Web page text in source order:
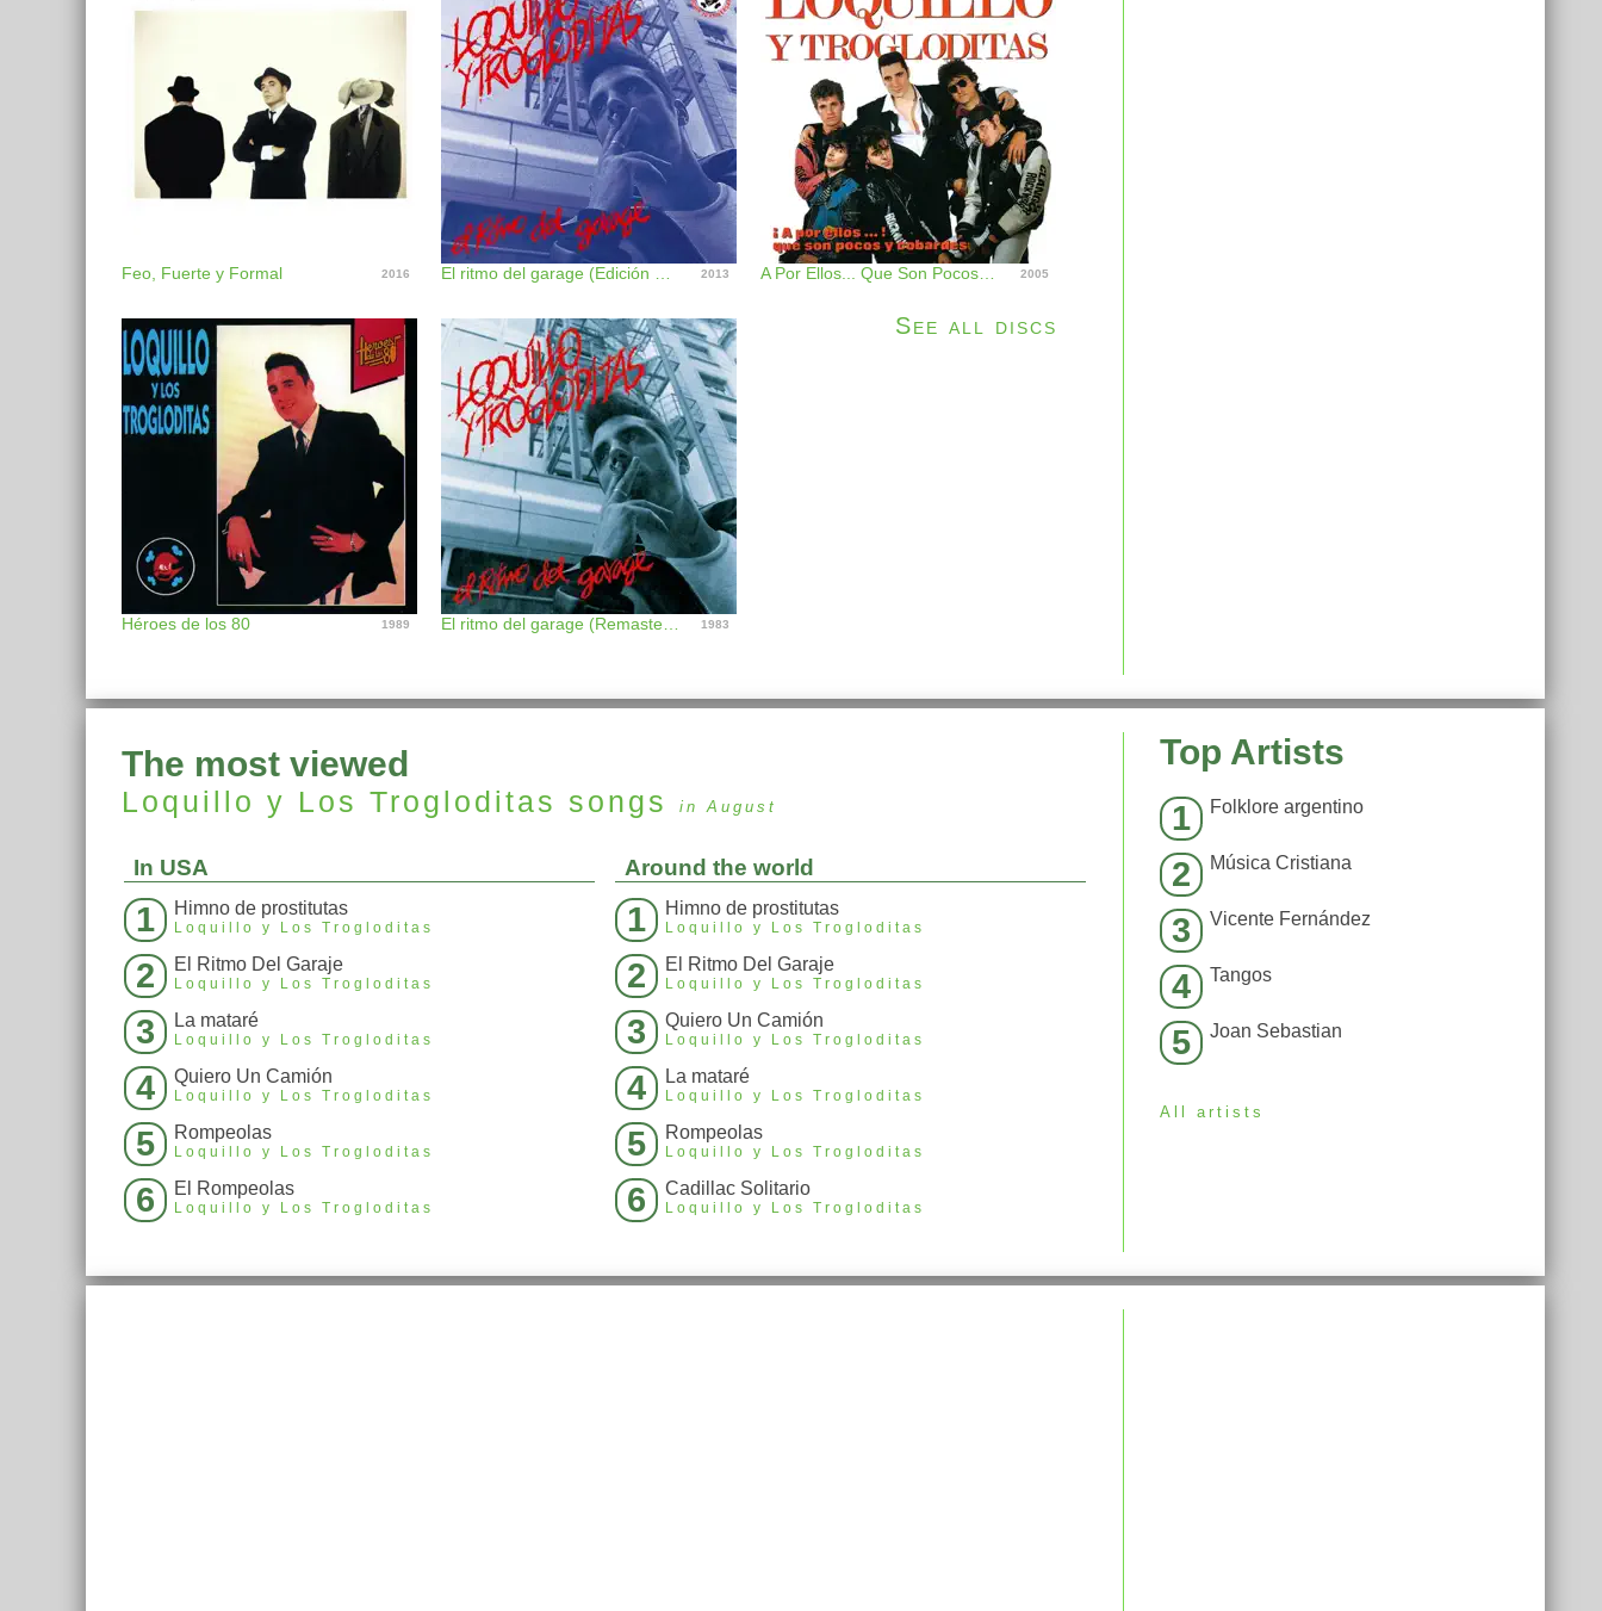
Feo, Fuerte y Formal 2016 El ritmo del garage (Edición 30 aniversario) 2013 A Por Ellos... Que Son Pocos Y Cobardes 2005
Héroes de los 80 1989 El ritmo del garage (Remaster 2017) 1983
See all discs
The most viewed
Loquillo y Los Trogloditas songs in August
In USA
1 Himno de prostitutas
Loquillo y Los Trogloditas
2 El Ritmo Del Garaje
Loquillo y Los Trogloditas
3 La mataré
Loquillo y Los Trogloditas
4 Quiero Un Camión
Loquillo y Los Trogloditas
5 Rompeolas
Loquillo y Los Trogloditas
6 El Rompeolas
Loquillo y Los Trogloditas
Around the world
1 Himno de prostitutas
Loquillo y Los Trogloditas
2 El Ritmo Del Garaje
Loquillo y Los Trogloditas
3 Quiero Un Camión
Loquillo y Los Trogloditas
4 La mataré
Loquillo y Los Trogloditas
5 Rompeolas
Loquillo y Los Trogloditas
6 Cadillac Solitario
Loquillo y Los Trogloditas
Top Artists
1 Folklore argentino
2 Música Cristiana
3 Vicente Fernández
4 Tangos
5 Joan Sebastian
All artists